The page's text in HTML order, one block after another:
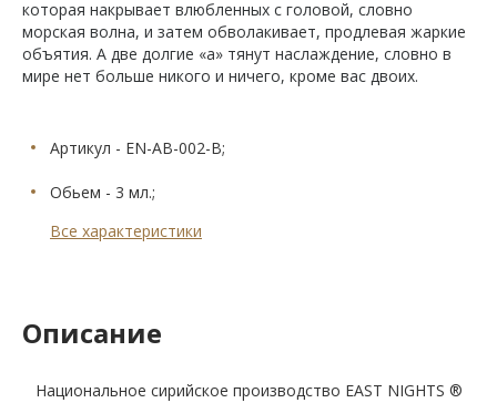
которая накрывает влюбленных с головой, словно
морская волна, и затем обволакивает, продлевая жаркие
объятия. А две долгие «а» тянут наслаждение, словно в
мире нет больше никого и ничего, кроме вас двоих.
Артикул - EN-AB-002-B;
Обьем - 3 мл.;
Все характеристики
Описание
Национальное сирийское производство EAST NIGHTS ®